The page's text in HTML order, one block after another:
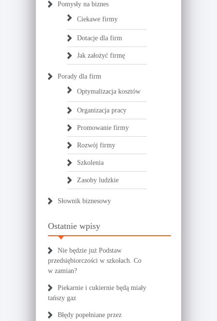
Pomysły na biznes
Ciekawe firmy
Dotacje dla firm
Jak założyć firmę
Porady dla firm
Optymalizacja kosztów
Organizacja pracy
Promowanie firmy
Rozwój firmy
Szkolenia
Zasoby ludzkie
Słownik biznesowy
Ostatnie wpisy
Nie będzie już Podstaw
przedsiębiorczości w szkołach. Co
w zamian?
Piekarnie i cukiernie będą miały
tańszy gaz
Błędy popełniane przez